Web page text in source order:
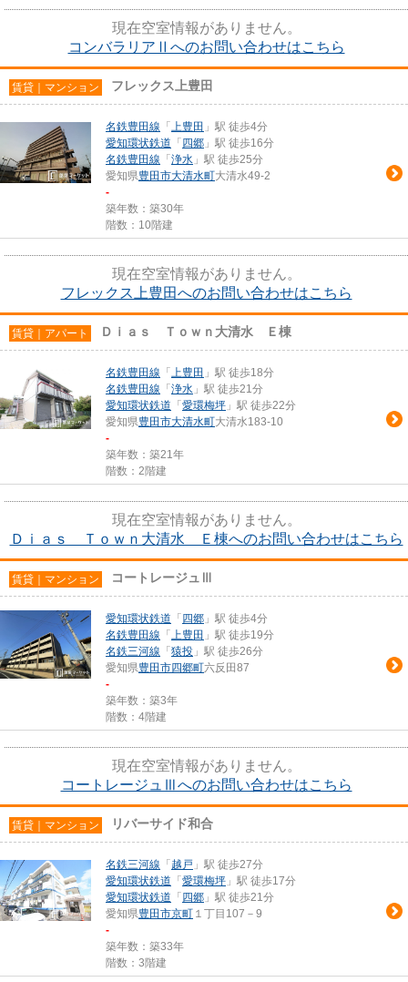
現在空室情報がありません。
コンバラリアⅡへのお問い合わせはこちら
賃貸｜マンション フレックス上豊田
名鉄豊田線 「 上豊田 」駅 徒歩4分
愛知環状鉄道 「 四郷 」駅 徒歩16分
名鉄豊田線 「 浄水 」駅 徒歩25分
愛知県豊田市大清水町大清水49-2
-
築年数：築30年
階数：10階建
現在空室情報がありません。
フレックス上豊田へのお問い合わせはこちら
賃貸｜アパート Ｄｉａｓ Ｔｏｗｎ大清水 Ｅ棟
名鉄豊田線 「 上豊田 」駅 徒歩18分
名鉄豊田線 「 浄水 」駅 徒歩21分
愛知環状鉄道 「 愛環梅坪 」駅 徒歩22分
愛知県豊田市大清水町大清水183-10
-
築年数：築21年
階数：2階建
現在空室情報がありません。
Ｄｉａｓ Ｔｏｗｎ大清水 Ｅ棟へのお問い合わせはこちら
賃貸｜マンション コートレージュⅢ
愛知環状鉄道 「 四郷 」駅 徒歩4分
名鉄豊田線 「 上豊田 」駅 徒歩19分
名鉄三河線 「 猿投 」駅 徒歩26分
愛知県豊田市四郷町六反田87
-
築年数：築3年
階数：4階建
現在空室情報がありません。
コートレージュⅢへのお問い合わせはこちら
賃貸｜マンション リバーサイド和合
名鉄三河線 「 越戸 」駅 徒歩27分
愛知環状鉄道 「 愛環梅坪 」駅 徒歩17分
愛知環状鉄道 「 四郷 」駅 徒歩21分
愛知県豊田市京町 １丁目107－9
-
築年数：築33年
階数：3階建